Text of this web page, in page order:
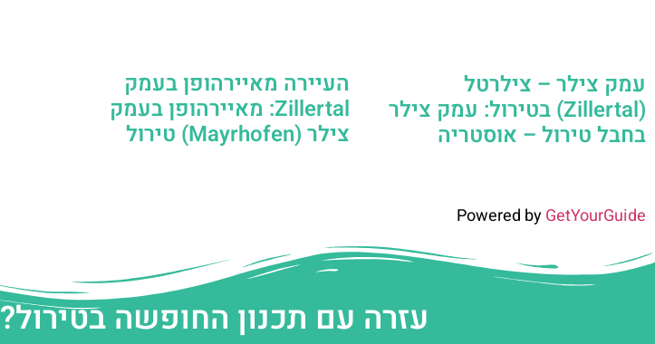
עמק צילר – צילרטל
(Zillertal) בטירול: עמק צילר
בחבל טירול – אוסטריה
העיירה מאיירהופן בעמק
Zillertal: מאיירהופן בעמק
צילר (Mayrhofen) טירול
Powered byGetYourGuide
עזרה עם תכנון החופשה בטירול?